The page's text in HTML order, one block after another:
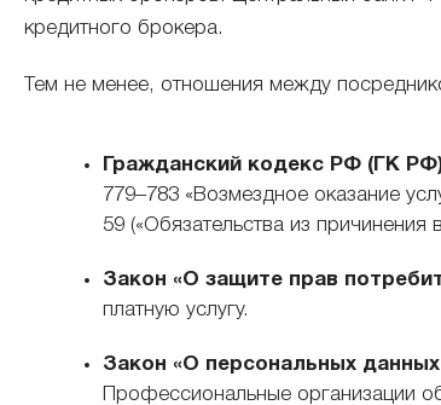
кредитного брокера.
Тем не менее, отношения между
Гражданский кодекс РФ (ГК
779–783 «Возмездное оказание
59 («Обязательства из причинения
Закон «О защите прав
платную услугу.
Закон «О персональных
Профессиональные организации